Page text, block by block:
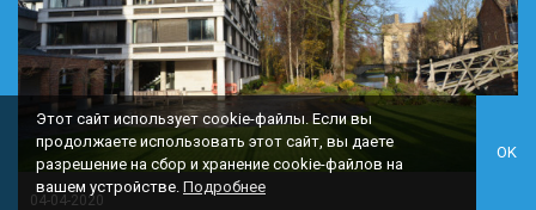
04-04-2020
Этот сайт использует cookie-файлы. Если вы
продолжаете использовать этот сайт, вы даете
разрешение на сбор и хранение cookie-файлов на
вашем устройстве. Подробнее
OK